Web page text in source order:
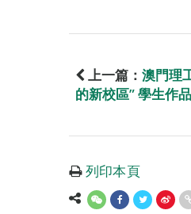
上一篇： 澳門理
的新校區” 學生作
列印本頁